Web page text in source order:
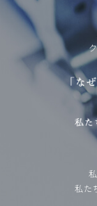
私た